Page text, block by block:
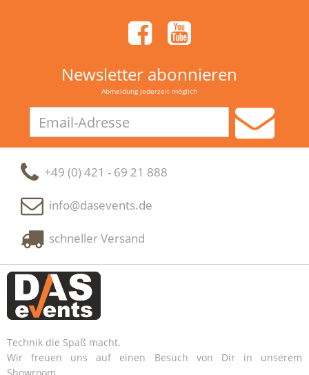
Newsletter abonnieren
Abmeldung jederzeit möglich
Adresse
+49 (0) 421 - 69 21 888
info@dasevents.de
schneller Versand
Technik die Spaß macht.
Wir freuen uns auf einen Besuch von Dir in unserem